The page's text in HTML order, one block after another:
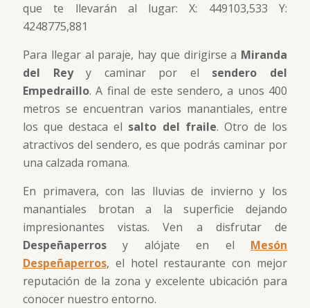
que te llevarán al lugar: X: 449103,533 Y:
4248775,881
Para llegar al paraje, hay que dirigirse a Miranda
del Reyy caminar por el sendero del
Empedraillo. A final de este sendero, a unos 400
metros se encuentran varios manantiales, entre
los que destaca el salto del fraile. Otro de los
atractivos del sendero, es que podrás caminar por
una calzada romana.
En primavera, con las lluvias de invierno y los
manantiales brotan a la superficie dejando
impresionantes vistas. Ven a disfrutar de
Despeñaperros y alójate en el Mesón
Despeñaperros, el hotel restaurante con mejor
reputación de la zona y excelente ubicación para
conocer nuestro entorno.